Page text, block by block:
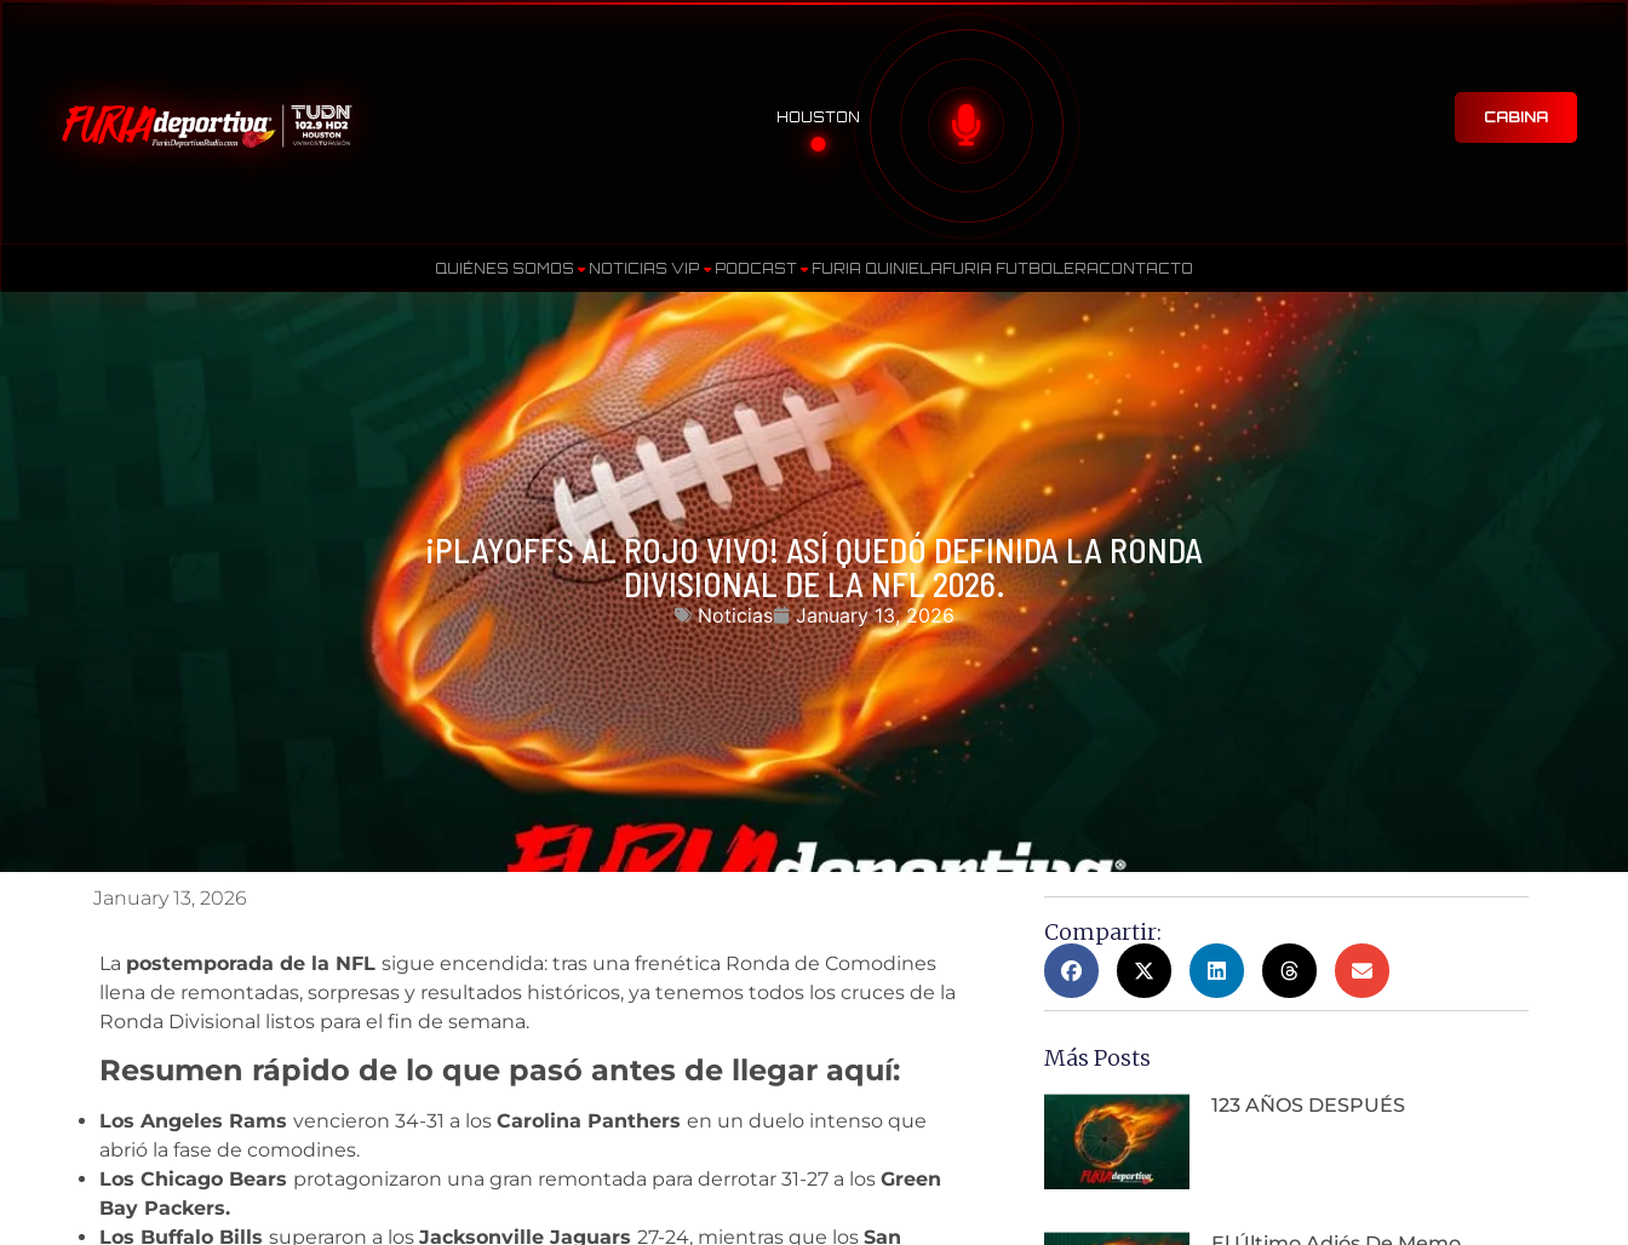
HOUSTON CABINA
QUIÉNES SOMOS NOTICIAS VIP PODCAST FURIA QUINIELAFURIA FUTBOLERACONTACTO
¡PLAYOFFS AL ROJO VIVO! ASÍ QUEDÓ DEFINIDA LA RONDA
DIVISIONAL DE LA NFL 2026.
Noticias January 13, 2026
January 13, 2026
La postemporada de la NFL sigue encendida: tras una frenética Ronda de Comodines
llena de remontadas, sorpresas y resultados históricos, ya tenemos todos los cruces de la
Ronda Divisional listos para el fin de semana.
Resumen rápido de lo que pasó antes de llegar aquí:
Los Angeles Rams vencieron 34-31 a los Carolina Panthers en un duelo intenso que
abrió la fase de comodines.
Los Chicago Bears protagonizaron una gran remontada para derrotar 31-27 a los Green
Bay Packers.
Los Buffalo Bills superaron a los Jacksonville Jaguars 27-24, mientras que los San
Compartir:
Más Posts
123 AÑOS DESPUÉS